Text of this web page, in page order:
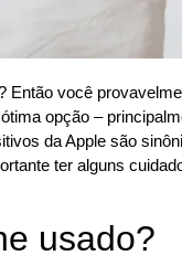
Então você
opção –
da Apple são
ter alguns
usado?